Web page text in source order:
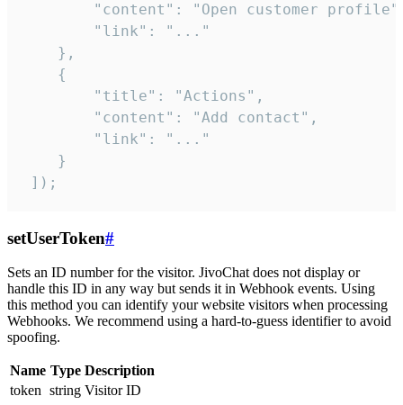
"content": "Open customer
        "link": "..."
    },
    {
        "title": "Actions",
        "content": "Add contact",
        "link": "..."
    }
]);
setUserToken#
Sets an ID number for the visitor. JivoChat does not display or
handle this ID in any way but sends it in Webhook events. Using
this method you can identify your website visitors when processing
Webhooks. We recommend using a hard-to-guess identifier to avoid
spoofing.
Name Type Description
token string Visitor ID